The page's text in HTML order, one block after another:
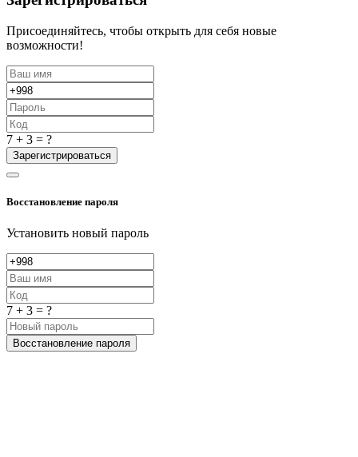
Присоединяйтесь, чтобы открыть для себя новые
возможности!
7 + 3 = ?
Зарегистрироваться
Восстановление пароля
Установить новый пароль
7 + 3 = ?
Восстановление пароля